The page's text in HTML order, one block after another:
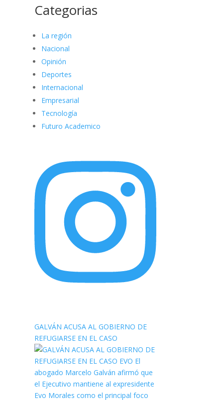
Categorias
La región
Nacional
Opinión
Deportes
Internacional
Empresarial
Tecnología
Futuro Academico
GALVÁN ACUSA AL GOBIERNO DE
REFUGIARSE EN EL CASO